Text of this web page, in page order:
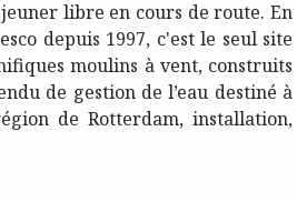
libre en cours de route. En
depuis 1997, c'est le seul site
moulins à vent, construits
de gestion de l’eau destiné à
de Rotterdam, installation,